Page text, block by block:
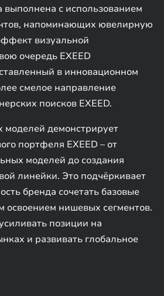
выполнена с использованием
напоминающих ювелирную
визуальной
очередь EXEED
в инновационном
смелое направление
поисков EXEED.
моделей демонстрирует
портфеля EXEED – от
моделей до создания
линейки. Это подчёркивает
бренда сочетать базовые
освоением нишевых сегментов.
позиции на
и развивать глобальное